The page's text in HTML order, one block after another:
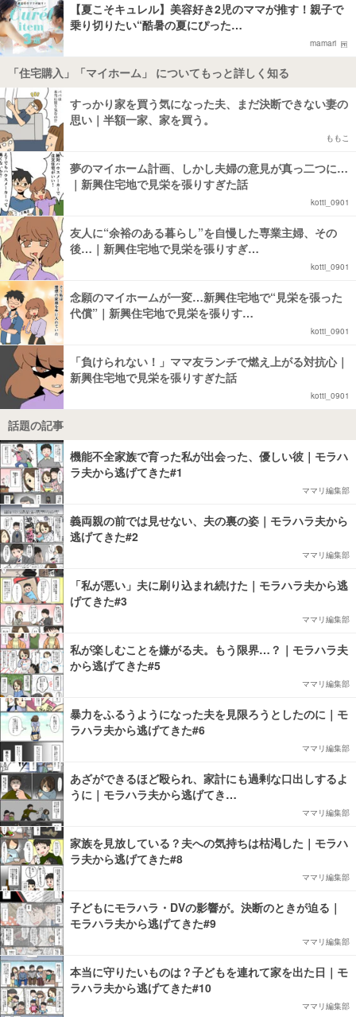
【夏こそキュレル】美容好き2児のママが推す！親子で
乗り切りたい“酷暑の夏にぴった…
mamari
「住宅購入」「マイホーム」 についてもっと詳しく知る
すっかり家を買う気になった夫、まだ決断できない妻の
思い｜半額一家、家を買う。
ももこ
夢のマイホーム計画、しかし夫婦の意見が真っ二つに…
｜新興住宅地で見栄を張りすぎた話
kotti_0901
友人に“余裕のある暮らし”を自慢した専業主婦、その
後…｜新興住宅地で見栄を張りすぎ…
kotti_0901
念願のマイホームが一変…新興住宅地で“見栄を張った
代償”｜新興住宅地で見栄を張りす…
kotti_0901
「負けられない！」ママ友ランチで燃え上がる対抗心｜
新興住宅地で見栄を張りすぎた話
kotti_0901
話題の記事
機能不全家族で育った私が出会った、優しい彼｜モラハ
ラ夫から逃げてきた#1
ママリ編集部
義両親の前では見せない、夫の裏の姿｜モラハラ夫から
逃げてきた#2
ママリ編集部
「私が悪い」夫に刷り込まれ続けた｜モラハラ夫から逃
げてきた#3
ママリ編集部
私が楽しむことを嫌がる夫。もう限界…？｜モラハラ夫
から逃げてきた#5
ママリ編集部
暴力をふるうようになった夫を見限ろうとしたのに｜モ
ラハラ夫から逃げてきた#6
ママリ編集部
あざができるほど殴られ、家計にも過剰な口出しするよ
うに｜モラハラ夫から逃げてき…
ママリ編集部
家族を見放している？夫への気持ちは枯渇した｜モラハ
ラ夫から逃げてきた#8
ママリ編集部
子どもにモラハラ・DVの影響が。決断のときが迫る｜
モラハラ夫から逃げてきた#9
ママリ編集部
本当に守りたいものは？子どもを連れて家を出た日｜モ
ラハラ夫から逃げてきた#10
ママリ編集部